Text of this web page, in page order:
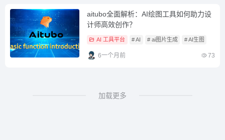
aitubo全面解析：AI绘图工具如何助力设
计师高效创作？
AI 工具平台 # AI # ai图片生成 # AI生图
6一个月前 73
加载更多